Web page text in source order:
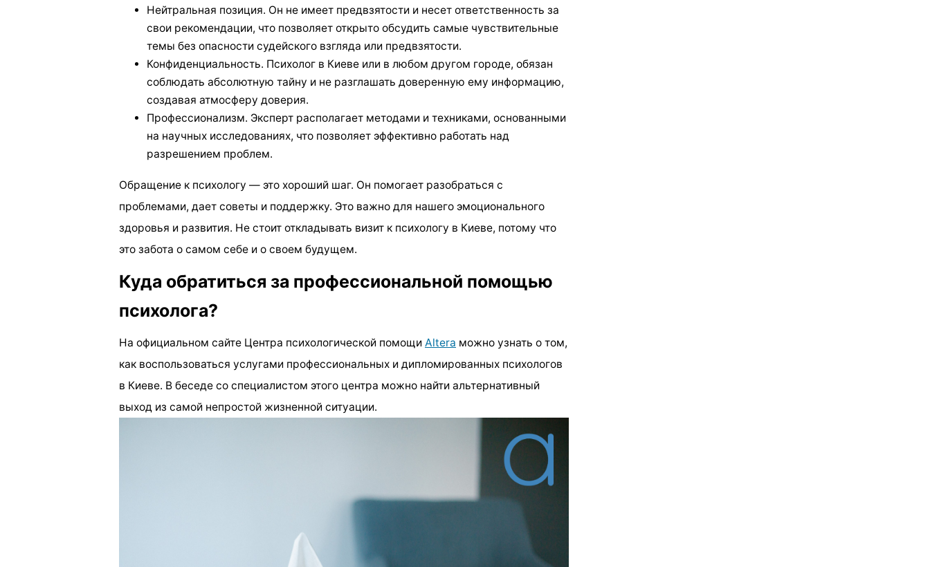
Нейтральная позиция. Он не имеет предвзятости и несет ответственность за
свои рекомендации, что позволяет открыто обсудить самые чувствительные
темы без опасности судейского взгляда или предвзятости.
Конфиденциальность. Психолог в Киеве или в любом другом городе, обязан
соблюдать абсолютную тайну и не разглашать доверенную ему информацию,
создавая атмосферу доверия.
Профессионализм. Эксперт располагает методами и техниками, основанными
на научных исследованиях, что позволяет эффективно работать над
разрешением проблем.
Обращение к психологу — это хороший шаг. Он помогает разобраться с
проблемами, дает советы и поддержку. Это важно для нашего эмоционального
здоровья и развития. Не стоит откладывать визит к психологу в Киеве, потому что
это забота о самом себе и о своем будущем.
Куда обратиться за профессиональной помощью
психолога?
На официальном сайте Центра психологической помощи Altera можно узнать о том,
как воспользоваться услугами профессиональных и дипломированных психологов
в Киеве. В беседе со специалистом этого центра можно найти альтернативный
выход из самой непростой жизненной ситуации.